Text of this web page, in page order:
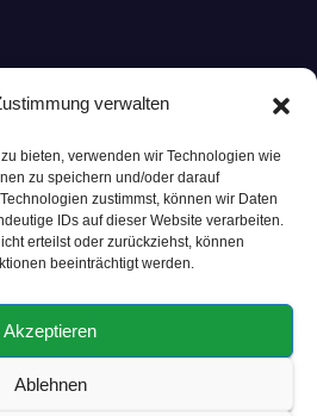
verwalten
bieten, verwenden wir Technologien wie
zu speichern und/oder darauf
zustimmst, können wir Daten
IDs auf dieser Website verarbeiten.
erteilst oder zurückziehst, können
beeinträchtigt werden.
Akzeptieren
Ablehnen
Blog
ist